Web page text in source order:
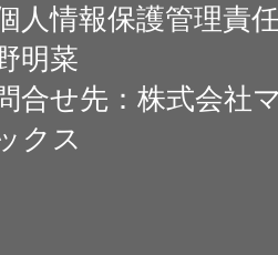
人情報保護管理責
明菜
合せ先：株式会社
クス